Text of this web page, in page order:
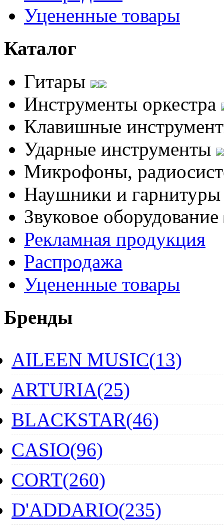
Уцененные товары
Каталог
Гитары
Инструменты оркестра
Клавишные
Ударные инструменты
Микрофоны,
Наушники и
Звуковое оборудование
Рекламная продукция
Распродажа
Уцененные товары
Бренды
AILEEN MUSIC(13)
ARTURIA(25)
BLACKSTAR(46)
CASIO(96)
CORT(260)
D'ADDARIO(235)